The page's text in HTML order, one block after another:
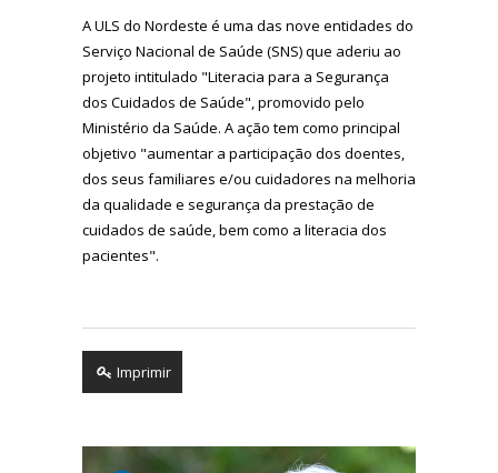
A ULS do Nordeste é uma das nove entidades do
Serviço Nacional de Saúde (SNS) que aderiu ao
projeto intitulado "Literacia para a Segurança
dos Cuidados de Saúde", promovido pelo
Ministério da Saúde. A ação tem como principal
objetivo "aumentar a participação dos doentes,
dos seus familiares e/ou cuidadores na melhoria
da qualidade e segurança da prestação de
cuidados de saúde, bem como a literacia dos
pacientes".
Imprimir